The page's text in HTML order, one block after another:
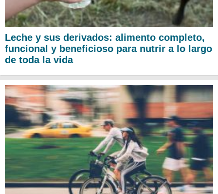
Leche y sus derivados: alimento completo,
funcional y beneficioso para nutrir a lo largo
de toda la vida